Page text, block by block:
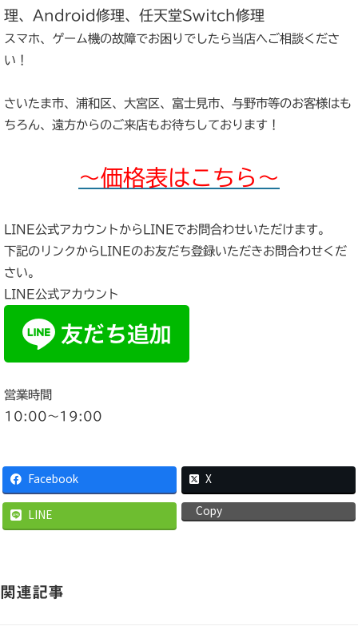
理、Android修理、任天堂Switch修理
スマホ、ゲーム機の故障でお困りでしたら当店へご相談くださ
い！
さいたま市、浦和区、大宮区、富士見市、与野市等のお客様はも
ちろん、遠方からのご来店もお待ちしております！
～価格表はこちら～
LINE公式アカウントからLINEでお問合わせいただけます。
下記のリンクからLINEのお友だち登録いただきお問合わせくだ
さい。
LINE公式アカウント
営業時間
10:00〜19:00
Facebook X
LINE Copy
関連記事